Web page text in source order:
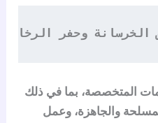
وحفر الرخام
المتخصصة، بما في ذلك
والجاهزة، وعمل